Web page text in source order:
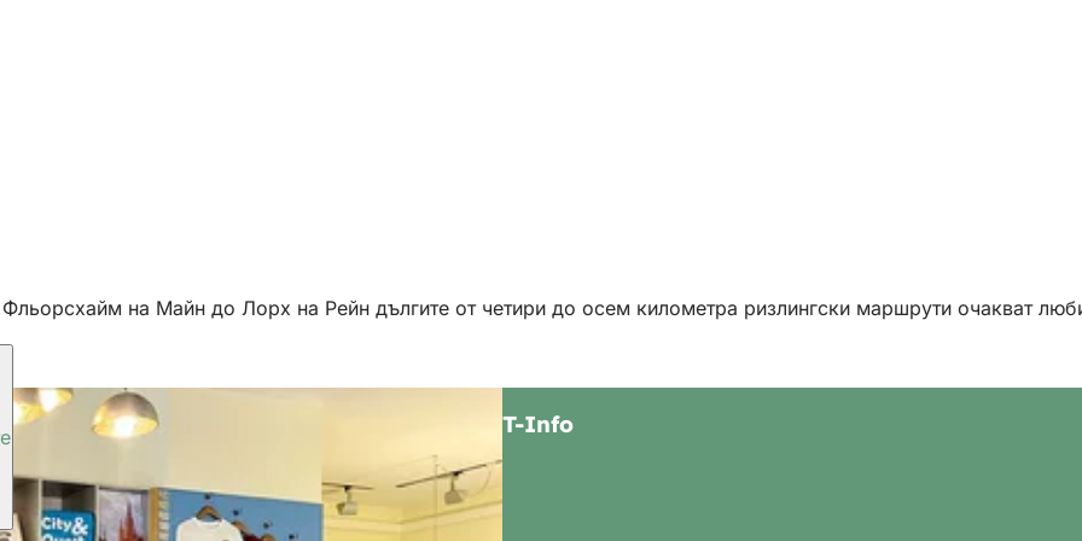
Фльорсхайм на Майн до Лорх на Рейн дългите от четири до осем километра ризлингски маршрути очакват
T-Info